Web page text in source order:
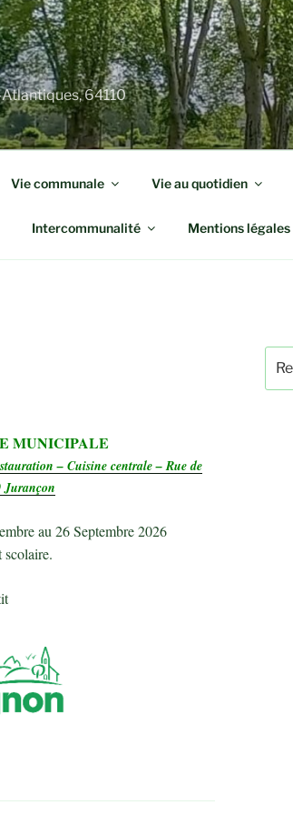
64110
Vie communale Vie au quotidien
Intercommunalité Mentions légales
MUNICIPALE
– Cuisine centrale – Rue de
Jurançon
au 26 Septembre 2026
scolaire.
pour
: